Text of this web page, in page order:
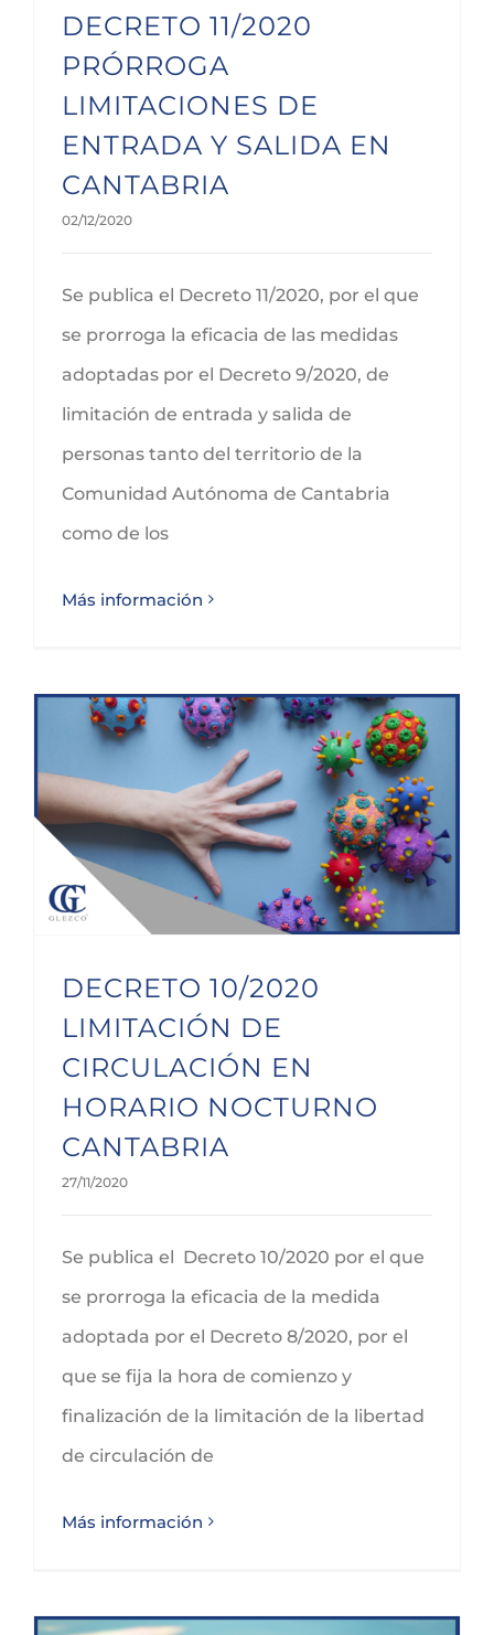
DECRETO 11/2020
PRÓRROGA
LIMITACIONES DE
ENTRADA Y SALIDA EN
CANTABRIA
02/12/2020
Se publica el Decreto 11/2020, por el que
se prorroga la eficacia de las medidas
adoptadas por el Decreto 9/2020, de
limitación de entrada y salida de
personas tanto del territorio de la
Comunidad Autónoma de Cantabria
como de los
Más información
DECRETO 10/2020
LIMITACIÓN DE
CIRCULACIÓN EN
HORARIO NOCTURNO
CANTABRIA
27/11/2020
Se publica el Decreto 10/2020 por el que
se prorroga la eficacia de la medida
adoptada por el Decreto 8/2020, por el
que se fija la hora de comienzo y
finalización de la limitación de la libertad
de circulación de
Más información